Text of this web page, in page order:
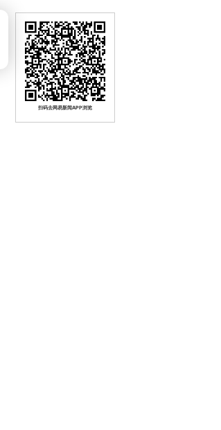
扫码去网易新闻APP浏览